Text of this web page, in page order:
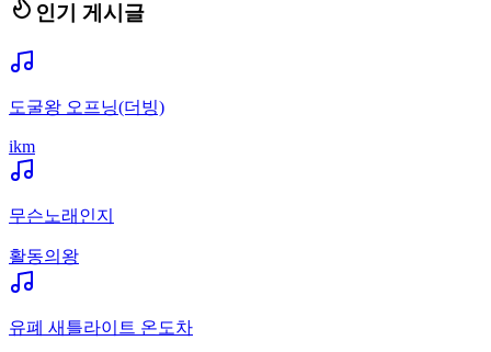
인기 게시글
도굴왕 오프닝(더빙)
ikm
무슨노래인지
활동의왕
유폐 새틀라이트 온도차